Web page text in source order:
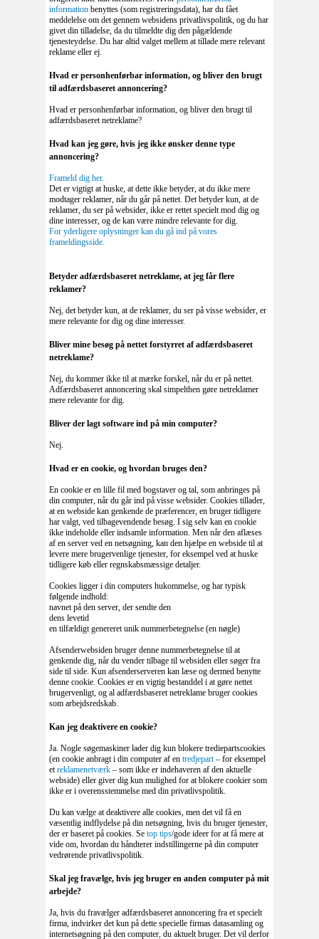
information benyttes (som registreringsdata), har du fået
meddelelse om det gennem websidens privatlivspolitik, og du har
givet din tilladelse, da du tilmeldte dig den pågældende
tjenesteydelse. Du har altid valget mellem at tillade mere relevant
reklame eller ej.
Hvad er personhenførbar information, og bliver den brugt
til adfærdsbaseret annoncering?
Hvad er personhenførbar information, og bliver den brugt til
adfærdsbaseret netreklame?
Hvad kan jeg gøre, hvis jeg ikke ønsker denne type
annoncering?
Frameld dig her.
Det er vigtigt at huske, at dette ikke betyder, at du ikke mere
modtager reklamer, når du går på nettet. Det betyder kun, at de
reklamer, du ser på websider, ikke er rettet specielt mod dig og
dine interesser, og de kan være mindre relevante for dig.
For yderligere oplysninger kan du gå ind på vores
frameldingsside.
Betyder adfærdsbaseret netreklame, at jeg får flere
reklamer?
Nej, det betyder kun, at de reklamer, du ser på visse websider, er
mere relevante for dig og dine interesser.
Bliver mine besøg på nettet forstyrret af adfærdsbaseret
netreklame?
Nej, du kommer ikke til at mærke forskel, når du er på nettet.
Adfærdsbaseret annoncering skal simpelthen gøre netreklamer
mere relevante for dig.
Bliver der lagt software ind på min computer?
Nej.
Hvad er en cookie, og hvordan bruges den?
En cookie er en lille fil med bogstaver og tal, som anbringes på
din computer, når du går ind på visse websider. Cookies tillader,
at en webside kan genkende de præferencer, en bruger tidligere
har valgt, ved tilbagevendende besøg. I sig selv kan en cookie
ikke indeholde eller indsamle information. Men når den aflæses
af en server ved en netsøgning, kan den hjælpe en webside til at
levere mere brugervenlige tjenester, for eksempel ved at huske
tidligere køb eller regnskabsmæssige detaljer.
Cookies ligger i din computers hukommelse, og har typisk
følgende indhold:
navnet på den server, der sendte den
dens levetid
en tilfældigt genereret unik nummerbetegnelse (en nøgle)
Afsenderwebsiden bruger denne nummerbetegnelse til at
genkende dig, når du vender tilbage til websiden eller søger fra
side til side. Kun afsenderserveren kan læse og dermed benytte
denne cookie. Cookies er en vigtig bestanddel i at gøre nettet
brugervenligt, og al adfærdsbaseret netreklame bruger cookies
som arbejdsredskab.
Kan jeg deaktivere en cookie?
Ja. Nogle søgemaskiner lader dig kun blokere trediepartscookies
(en cookie anbragt i din computer af en tredjepart– for eksempel
etreklamenetværk – som ikke er indehaveren af den aktuelle
webside) eller giver dig kun mulighed for at blokere cookier som
ikke er i overensstemmelse med din privatlivspolitik.
Du kan vælge at deaktivere alle cookies, men det vil få en
væsentlig indflydelse på din netsøgning, hvis du bruger tjenester,
der er baseret på cookies. Se top tips/gode ideer for at få mere at
vide om, hvordan du håndterer indstillingerne på din computer
vedrørende privatlivspolitik.
Skal jeg fravælge, hvis jeg bruger en anden computer på mit
arbejde?
Ja, hvis du fravælger adfærdsbaseret annoncering fra et specielt
firma, indvirker det kun på dette specielle firmas datasamling og
internetsøgning på den computer, du aktuelt bruger. Det vil derfor